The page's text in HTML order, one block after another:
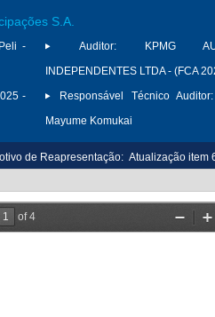
S.A.
-
-
Auditor:
KPMG
INDEPENDENTES LTDA - (FCA
Responsável Técnico Auditor:
Mayume Komukai
de Reapresentação: Atualização item